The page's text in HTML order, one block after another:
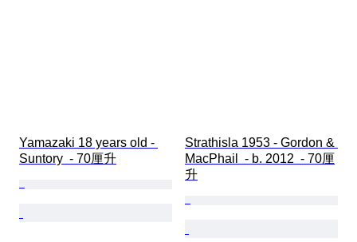
Yamazaki 18 years old -
Suntory  - 70厘升
Strathisla 1953 - Gordon &
MacPhail  - b. 2012  - 70厘
升